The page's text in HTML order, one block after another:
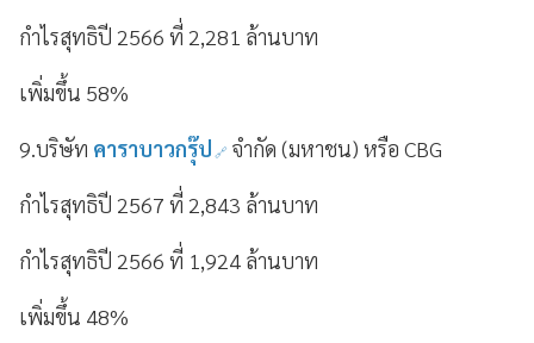
กำไรสุทธิปี 2566 ที่ 2,281 ล้านบาท
เพิ่มขึ้น 58%
9.บริษัท คาราบาวกรุ๊ป จำกัด (มหาชน) หรือ CBG
กำไรสุทธิปี 2567 ที่ 2,843 ล้านบาท
กำไรสุทธิปี 2566 ที่ 1,924 ล้านบาท
เพิ่มขึ้น 48%